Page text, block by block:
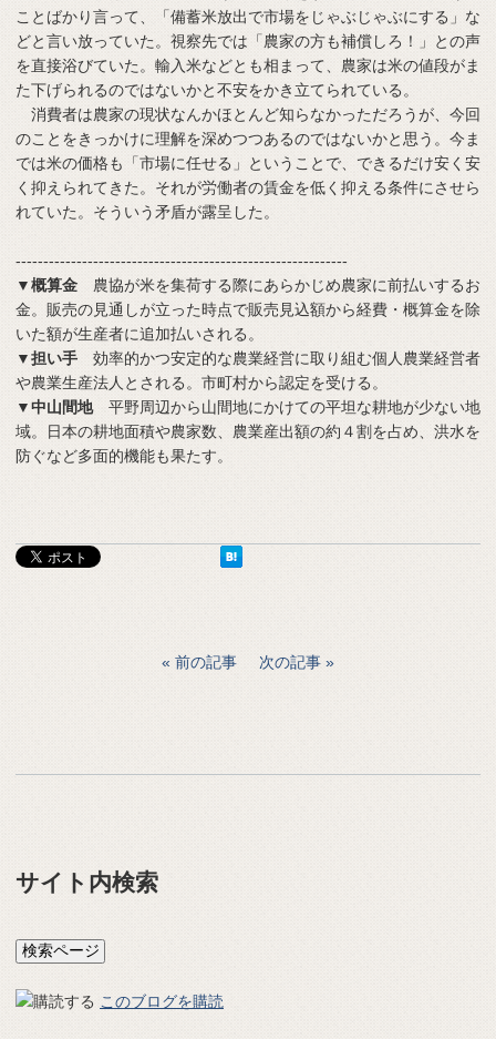
ことばかり言って、「備蓄米放出で市場をじゃぶじゃぶにする」な
どと言い放っていた。視察先では「農家の方も補償しろ！」との声
を直接浴びていた。輸入米などとも相まって、農家は米の値段がま
た下げられるのではないかと不安をかき立てられている。
消費者は農家の現状なんかほとんど知らなかっただろうが、今回
のことをきっかけに理解を深めつつあるのではないかと思う。今ま
では米の価格も「市場に任せる」ということで、できるだけ安く安
く抑えられてきた。それが労働者の賃金を低く抑える条件にさせら
れていた。そういう矛盾が露呈した。
------------------------------------------------------------
▼概算金 農協が米を集荷する際にあらかじめ農家に前払いするお
金。販売の見通しが立った時点で販売見込額から経費・概算金を除
いた額が生産者に追加払いされる。
▼担い手 効率的かつ安定的な農業経営に取り組む個人農業経営者
や農業生産法人とされる。市町村から認定を受ける。
▼中山間地平野周辺から山間地にかけての平坦な耕地が少ない地
域。日本の耕地面積や農家数、農業産出額の約４割を占め、洪水を
防ぐなど多面的機能も果たす。
前の記事 次の記事
サイト内検索
このブログを購読